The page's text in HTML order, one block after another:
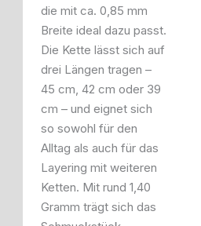
die mit ca. 0,85 mm
Breite ideal dazu passt.
Die Kette lässt sich auf
drei Längen tragen –
45 cm, 42 cm oder 39
cm – und eignet sich
so sowohl für den
Alltag als auch für das
Layering mit weiteren
Ketten. Mit rund 1,40
Gramm trägt sich das